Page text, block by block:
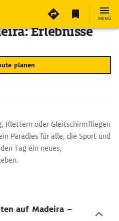
MENÜ
Erlebnisse
planen
Klettern oder Gleitschirmfliegen
Paradies für alle, die Sport und
Tag ein neues,
auf Madeira –